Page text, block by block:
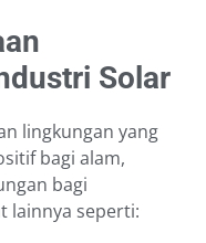
Solar
lingkungan yang
bagi alam,
bagi
lainnya seperti: